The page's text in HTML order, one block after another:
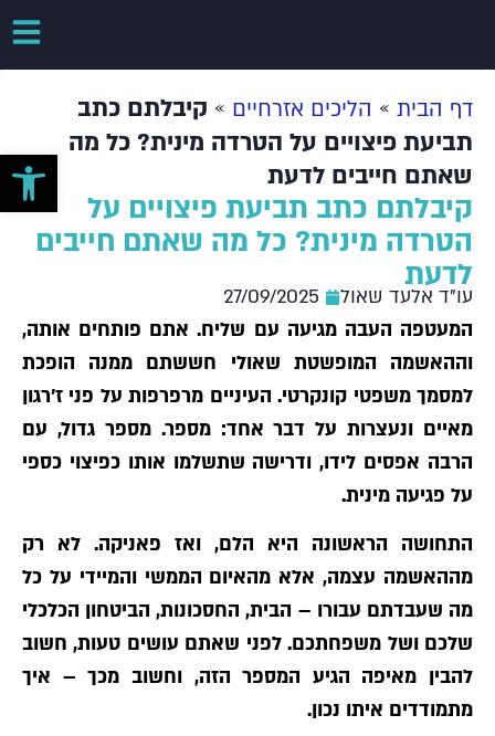
דף הבית » הליכים אזרחיים » קיבלתם כתב
תביעת פיצויים על הטרדה מינית? כל מה
שאתם חייבים לדעת
קיבלתם כתב תביעת פיצויים על
הטרדה מינית? כל מה שאתם חייבים
לדעת
עו"ד אלעד שאול
27/09/2025
המעטפה העבה מגיעה עם שליח. אתם פותחים אותה,
וההאשמה המופשטת שאולי חששתם ממנה הופכת
למסמך משפטי קונקרטי. העיניים מרפרפות על פני ז'רגון
מאיים ונעצרות על דבר אחד: מספר. מספר גדול, עם
הרבה אפסים לידו, ודרישה שתשלמו אותו כפיצוי כספי
על פגיעה מינית.
התחושה הראשונה היא הלם, ואז פאניקה. לא רק
מההאשמה עצמה, אלא מהאיום הממשי והמיידי על כל
מה שעבדתם עבורו – הבית, החסכונות, הביטחון הכלכלי
שלכם ושל משפחתכם. לפני שאתם עושים טעות, חשוב
להבין מאיפה הגיע המספר הזה, וחשוב מכך – איך
מתמודדים איתו נכון.
פתח